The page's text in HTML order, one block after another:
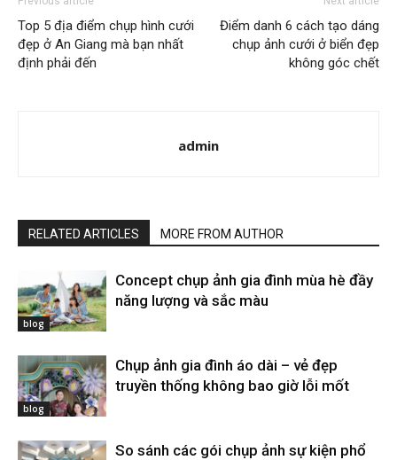
Top 5 địa điểm chụp hình cưới
đẹp ở An Giang mà bạn nhất
định phải đến
Điểm danh 6 cách tạo dáng
chụp ảnh cưới ở biển đẹp
không góc chết
admin
RELATED ARTICLES MORE FROM AUTHOR
blog
Concept chụp ảnh gia đình mùa hè đầy
năng lượng và sắc màu
blog
Chụp ảnh gia đình áo dài – vẻ đẹp
truyền thống không bao giờ lỗi mốt
So sánh các gói chụp ảnh sự kiện phổ